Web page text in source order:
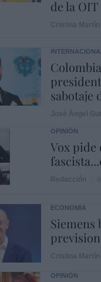
de la OIT
INTERNACIONAL
sabotaje
OPINIÓN
Vox pide
ECONOMÍA
Siemens
OPINIÓN